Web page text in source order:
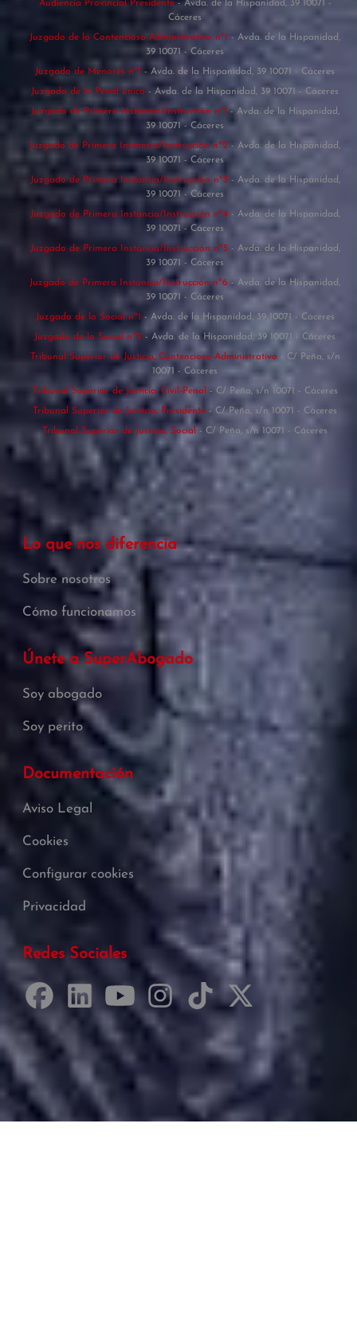
Audiencia Provincial Presidente- Avda. de la Hispanidad, 39 10071 -
Cáceres
Juzgado de lo Contencioso-Administrativo nº1 - Avda. de la Hispanidad,
39 10071 - Cáceres
Juzgado de Menores nº1 - Avda. de la Hispanidad, 39 10071 - Cáceres
Juzgado de lo Penal único - Avda. de la Hispanidad, 39 10071 - Cáceres
Juzgado de Primera Instancia/Instrucción nº1- Avda. de la Hispanidad,
39 10071 - Cáceres
Juzgado de Primera Instancia/Instrucción nº2 - Avda. de la Hispanidad,
39 10071 - Cáceres
Juzgado de Primera Instancia/Instrucción nº3 - Avda. de la Hispanidad,
39 10071 - Cáceres
Juzgado de Primera Instancia/Instrucción nº4 - Avda. de la Hispanidad,
39 10071 - Cáceres
Juzgado de Primera Instancia/Instrucción nº5 - Avda. de la Hispanidad,
39 10071 - Cáceres
Juzgado de Primera Instancia/Instrucción nº6 - Avda. de la Hispanidad,
39 10071 - Cáceres
Juzgado de lo Social nº1 - Avda. de la Hispanidad, 39 10071 - Cáceres
Juzgado de lo Social nº2 - Avda. de la Hispanidad, 39 10071 - Cáceres
Tribunal Superior de Justicia, Contencioso-Administrativo - C/ Peña, s/n
10071 - Cáceres
Tribunal Superior de Justicia, Civil-Penal - C/ Peña, s/n 10071 - Cáceres
Tribunal Superior de Justicia, Presidente - C/ Peña, s/n 10071 - Cáceres
Tribunal Superior de Justicia, Social - C/ Peña, s/n 10071 - Cáceres
Lo que nos diferencia
Sobre nosotros
Cómo funcionamos
Únete a SuperAbogado
Soy abogado
Soy perito
Documentación
Aviso Legal
Cookies
Configurar cookies
Privacidad
Redes Sociales
Desarrollado por Just Quality